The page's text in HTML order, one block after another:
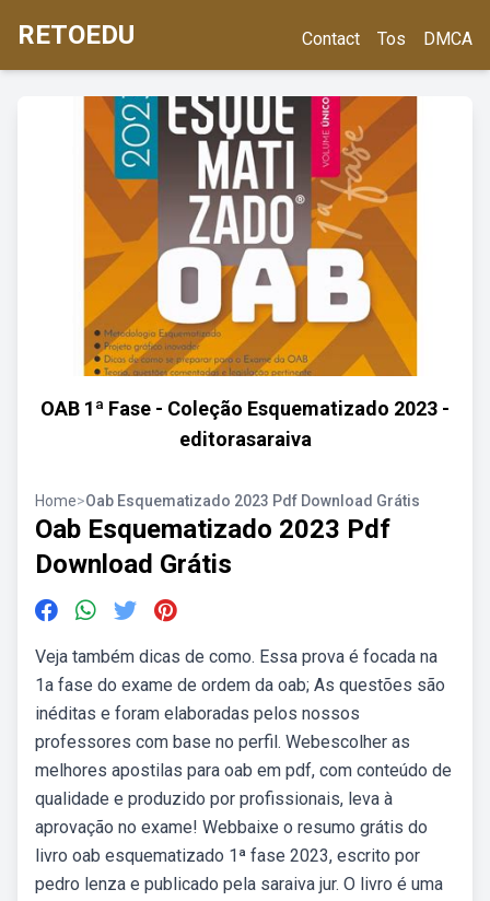
RETOEDU Contact Tos DMCA
OAB 1ª Fase - Coleção Esquematizado 2023 -
editorasaraiva
Home>Oab Esquematizado 2023 Pdf Download Grátis
Oab Esquematizado 2023 Pdf
Download Grátis
Veja também dicas de como. Essa prova é focada na
1a fase do exame de ordem da oab; As questões são
inéditas e foram elaboradas pelos nossos
professores com base no perfil. Webescolher as
melhores apostilas para oab em pdf, com conteúdo de
qualidade e produzido por profissionais, leva à
aprovação no exame! Webbaixe o resumo grátis do
livro oab esquematizado 1ª fase 2023, escrito por
pedro lenza e publicado pela saraiva jur. O livro é uma